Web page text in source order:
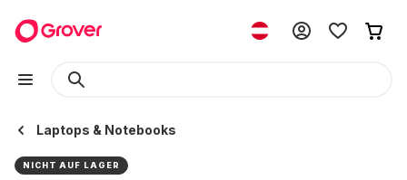
Laptops & Notebooks
NICHT AUF LAGER